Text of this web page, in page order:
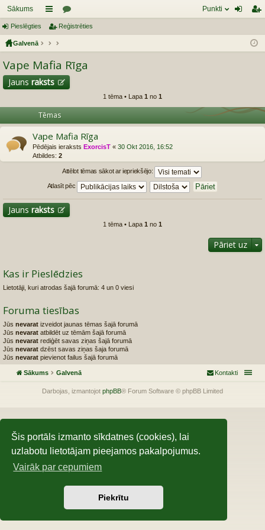
Šis portāls izmanto sīkdatnes (cookies), lai
uzlabotu lietotājam pieejamos pakalpojumus.
Vairāk par cepumiem
Piekrītu
Sākums
aī
sn
es
or
mi
Punkti
ist
Pieslēgties Reģistrēties
Galvenā
Vape Mafia Rīga
Jauns raksts
1 tēma • Lapa 1 no 1
Tēmas
Vape Mafia Rīga
Pēdējais ieraksts ExorcisT « 30 Okt 2016, 16:52
Atbildes: 2
Attēlot tēmas sākot ar iepriekšējo:
Atlasīt pēc
Jauns raksts
1 tēma • Lapa 1 no 1
Pāriet uz
Kas ir Pieslēdzies
Lietotāji, kuri atrodas šajā forumā: 4 un 0 viesi
Foruma tiesības
Jūs nevarat izveidot jaunas tēmas šajā forumā
Jūs nevarat atbildēt uz tēmām šajā forumā
Jūs nevarat rediģēt savas ziņas šajā forumā
Jūs nevarat dzēst savas ziņas šaja forumā
Jūs nevarat pievienot failus šajā forumā
Sākums Galvenā Kontakti
Darbojas, izmantojot phpBB® Forum Software © phpBB Limited